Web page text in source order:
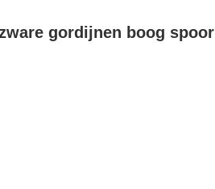
gordijnen boog spoor